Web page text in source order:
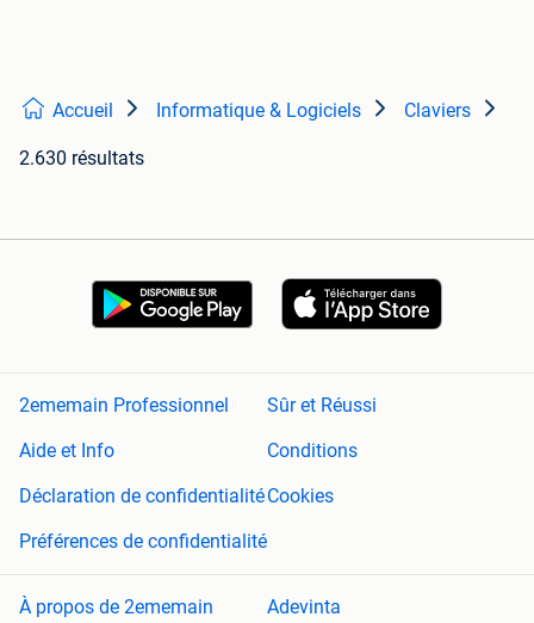
Accueil Informatique & Logiciels Claviers
2.630 résultats
2ememain Professionnel
Sûr et Réussi
Aide et Info
Conditions
Déclaration de confidentialitéCookies
Préférences de confidentialité
À propos de 2ememain Adevinta